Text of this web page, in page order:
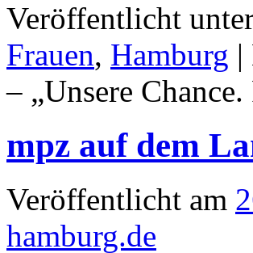
Veröffentlicht
Frauen, Hamburg |
– „Unsere
mpz auf dem
Veröffentlicht am
hamburg.de